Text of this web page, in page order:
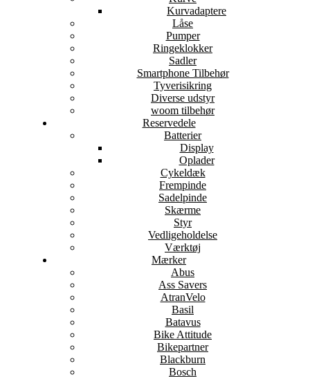
Kurvadaptere
Låse
Pumper
Ringeklokker
Sadler
Smartphone Tilbehør
Tyverisikring
Diverse udstyr
woom tilbehør
Reservedele
Batterier
Display
Oplader
Cykeldæk
Frempinde
Sadelpinde
Skærme
Styr
Vedligeholdelse
Værktøj
Mærker
Abus
Ass Savers
AtranVelo
Basil
Batavus
Bike Attitude
Bikepartner
Blackburn
Bosch